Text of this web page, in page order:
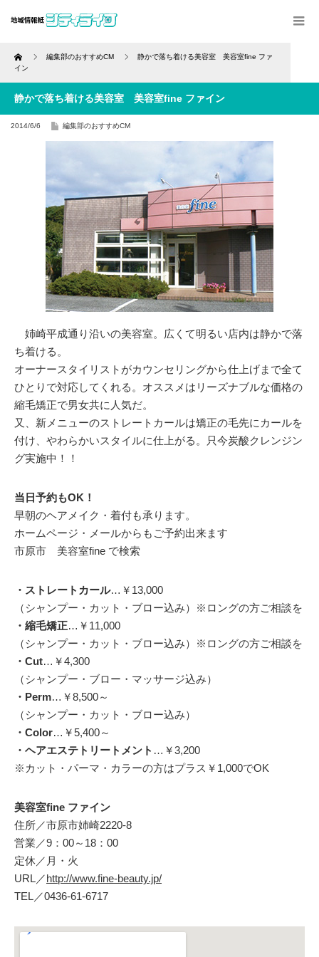
Home 編集部のおすすめCM
静かで落ち着ける美容室 美容室fine ファ
イン
静かで落ち着ける美容室 美容室fine ファイン
2014/6/6 編集部のおすすめCM
姉崎平成通り沿いの美容室。広くて明るい店内は静かで落
ち着ける。
オーナースタイリストがカウンセリングから仕上げまで全て
ひとりで対応してくれる。オススメはリーズナブルな価格の
縮毛矯正で男女共に人気だ。
又、新メニューのストレートカールは矯正の毛先にカールを
付け、やわらかいスタイルに仕上がる。只今炭酸クレンジン
グ実施中！！
当日予約もOK！
早朝のヘアメイク・着付も承ります。
ホームページ・メールからもご予約出来ます
市原市 美容室fine で検索
・ストレートカール…￥13,000
（シャンプー・カット・ブロー込み）※ロングの方ご相談を
・縮毛矯正…￥11,000
（シャンプー・カット・ブロー込み）※ロングの方ご相談を
・Cut…￥4,300
（シャンプー・ブロー・マッサージ込み）
・Perm…￥8,500～
（シャンプー・カット・ブロー込み）
・Color…￥5,400～
・ヘアエステトリートメント …￥3,200
※カット・パーマ・カラーの方はプラス￥1,000でOK
美容室fine ファイン
住所／市原市姉崎2220-8
営業／9：00～18：00
定休／月・火
URL／http://www.fine-beauty.jp/
TEL／0436-61-6717